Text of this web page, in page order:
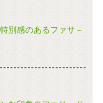
別感のあるファサ－